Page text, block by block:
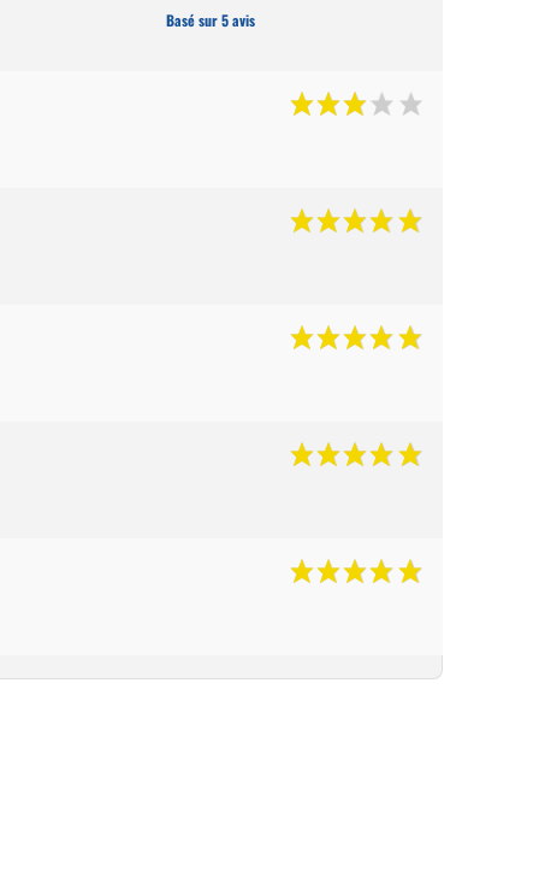
Basé sur 5 avis